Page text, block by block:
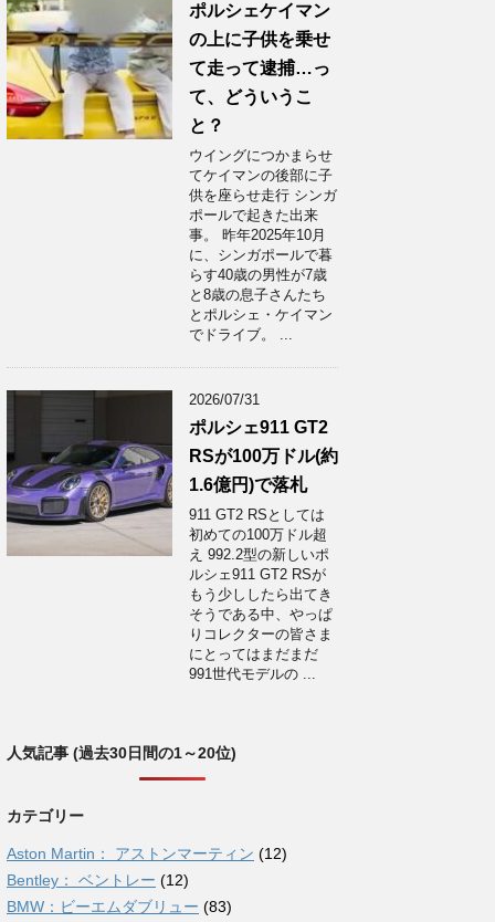
ポルシェケイマン
の上に子供を乗せ
て走って逮捕…っ
て、どういうこ
と？
ウイングにつかまらせ
てケイマンの後部に子
供を座らせ走行 シンガ
ポールで起きた出来
事。 昨年2025年10月
に、シンガポールで暮
らす40歳の男性が7歳
と8歳の息子さんたち
とポルシェ・ケイマン
でドライブ。 ...
2026/07/31
ポルシェ911 GT2
RSが100万ドル(約
1.6億円)で落札
911 GT2 RSとしては
初めての100万ドル超
え 992.2型の新しいポ
ルシェ911 GT2 RSが
もう少ししたら出てき
そうである中、やっぱ
りコレクターの皆さま
にとってはまだまだ
991世代モデルの ...
人気記事 (過去30日間の1～20位)
カテゴリー
Aston Martin： アストンマーティン (12)
Bentley： ベントレー (12)
BMW：ビーエムダブリュー (83)